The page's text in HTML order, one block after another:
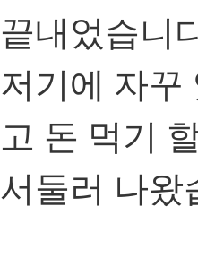
끝내었습니
저기에 자꾸
고 돈 먹기
서둘러 나왔